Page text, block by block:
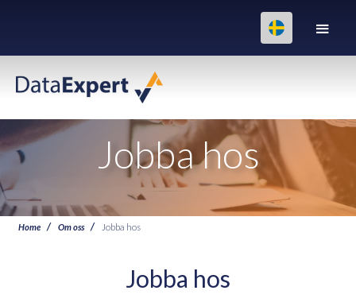
Jobba hos
Home Om oss Jobba hos
Jobba hos